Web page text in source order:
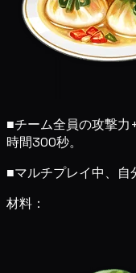
■チーム全員の攻撃力
時間300秒。
■マルチプレイ中、自
材料：